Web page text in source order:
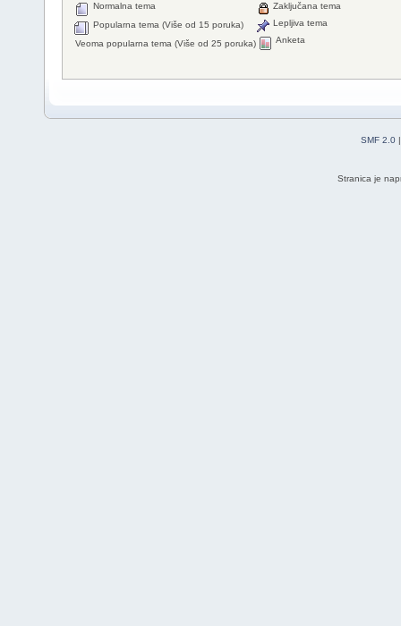
Normalna tema
Popularna tema (Više od 15 poruka)
Veoma popularna tema (Više od 25 poruka)
Zaključana tema
Lepljiva tema
Anketa
SMF 2.0
Stranica je